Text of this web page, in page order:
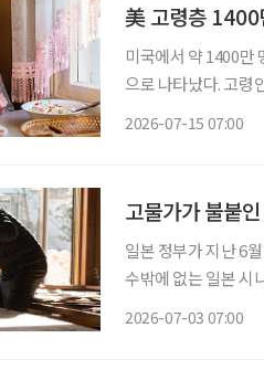
美 고령층 1400
미국에서 약 1400만
으로 나타났다. 고령
2026-07-15 07:00
고물가가 불붙
일본 정부가 지난 6
수밖에 없는 일본 시니어들의
2026-07-03 07:00